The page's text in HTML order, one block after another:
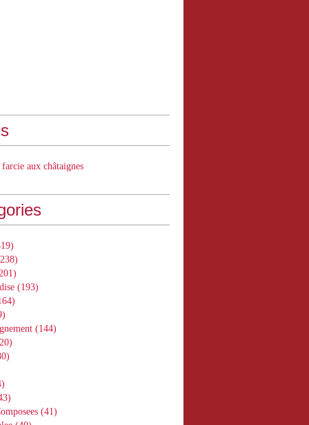
aux châtaignes
(193)
(144)
(41)